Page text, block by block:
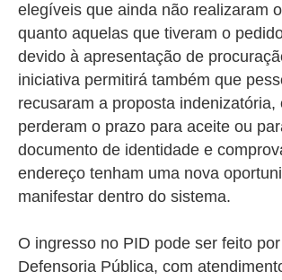
elegíveis que ainda não realizaram
quanto aquelas que tiveram o
devido à apresentação de
iniciativa permitirá também que
recusaram a proposta indenizatória,
perderam o prazo para aceite ou
documento de identidade e
endereço tenham uma nova
manifestar dentro do sistema.
O ingresso no PID pode ser feito
Defensoria Pública, com